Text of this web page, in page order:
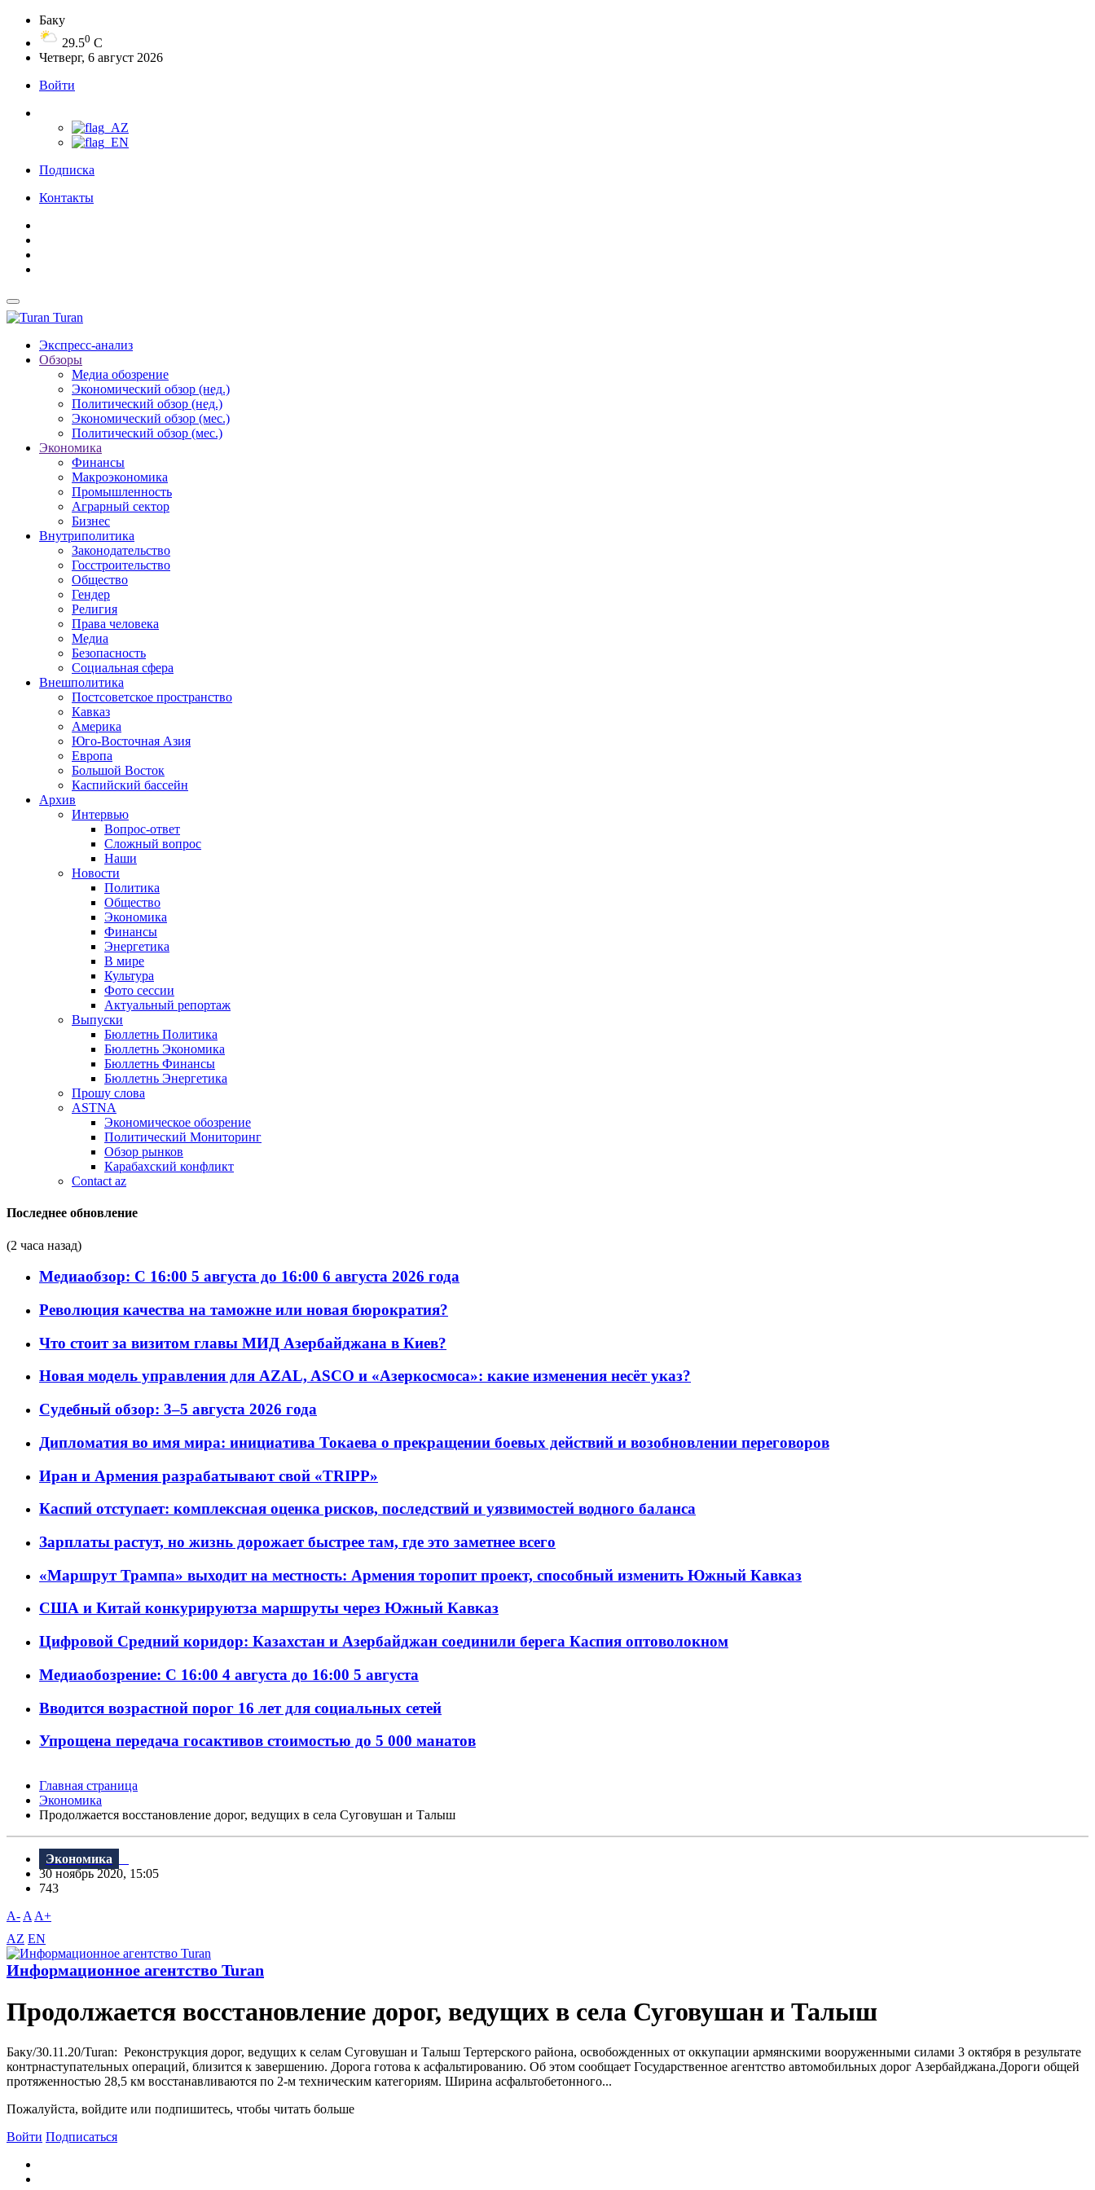
Баку
29.50 C
Четверг, 6 август 2026
Войти
Подписка
Контакты
Turan
Экспресс-анализ
Обзоры
Медиа обозрение
Экономический обзор (нед.)
Политический обзор (нед.)
Экономический обзор (мес.)
Политический обзор (мес.)
Экономика
Финансы
Макроэкономика
Промышленность
Аграрный сектор
Бизнес
Внутриполитика
Законодательство
Госстроительство
Общество
Гендер
Религия
Права человека
Медиа
Безопасность
Социальная сфера
Внешполитика
Постсоветское пространство
Кавказ
Америка
Юго-Восточная Азия
Европа
Большой Восток
Каспийский бассейн
Архив
Интервью
Вопрос-ответ
Сложный вопрос
Наши
Новости
Политика
Общество
Экономика
Финансы
Энергетика
В мире
Культура
Фото сессии
Актуальный репортаж
Выпуски
Бюллетнь Политика
Бюллетнь Экономика
Бюллетнь Финансы
Бюллетнь Энергетика
Прошу слова
ASTNA
Экономическое обозрение
Политический Мониторинг
Обзор рынков
Карабахский конфликт
Contact az
Последнее обновление
(2 часа назад)
Медиаобзор: С 16:00 5 августа до 16:00 6 августа 2026 года
Революция качества на таможне или новая бюрократия?
Что стоит за визитом главы МИД Азербайджана в Киев?
Новая модель управления для AZAL, ASCO и «Азеркосмоса»: какие изменения несёт указ?
Судебный обзор: 3–5 августа 2026 года
Дипломатия во имя мира: инициатива Токаева о прекращении боевых действий и возобновлении переговоров
Иран и Армения разрабатывают свой «TRIPP»
Каспий отступает: комплексная оценка рисков, последствий и уязвимостей водного баланса
Зарплаты растут, но жизнь дорожает быстрее там, где это заметнее всего
«Маршрут Трампа» выходит на местность: Армения торопит проект, способный изменить Южный Кавказ
США и Китай конкурируютза маршруты через Южный Кавказ
Цифровой Средний коридор: Казахстан и Азербайджан соединили берега Каспия оптоволокном
Медиаобозрение: С 16:00 4 августа до 16:00 5 августа
Вводится возрастной порог 16 лет для социальных сетей
Упрощена передача госактивов стоимостью до 5 000 манатов
Главная страница
Экономика
Продолжается восстановление дорог, ведущих в села Суговушан и Талыш
Экономика
30 ноябрь 2020, 15:05
743
A- A A+
AZ EN
Информационное агентство Turan
Продолжается восстановление дорог, ведущих в села Суговушан и Талыш
Баку/30.11.20/Turan: Реконструкция дорог, ведущих к селам Суговушан и Талыш Тертерского района, освобожденных от оккупации армянскими вооруженными силами 3 октября в результате
контрнаступательных операций, близится к завершению. Дорога готова к асфальтированию. Об этом сообщает Государственное агентство автомобильных дорог Азербайджана.Дороги общей
протяженностью 28,5 км восстанавливаются по 2-м техническим категориям. Ширина асфальтобетонного...
Пожалуйста, войдите или подпишитесь, чтобы читать больше
Войти Подписаться